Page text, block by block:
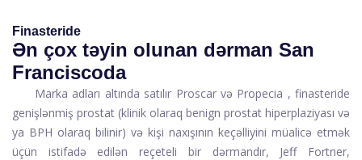
Finasteride
Ən çox təyin olunan dərman San
Franciscoda
Marka adları altında satılır Proscar və Propecia , finasteride
genişlənmiş prostat (klinik olaraq benign prostat hiperplaziyası və
ya BPH olaraq bilinir) və kişi naxışının keçəlliyini müalicə etmək
üçün istifadə edilən reçeteli bir dərmandır, Jeff Fortner,